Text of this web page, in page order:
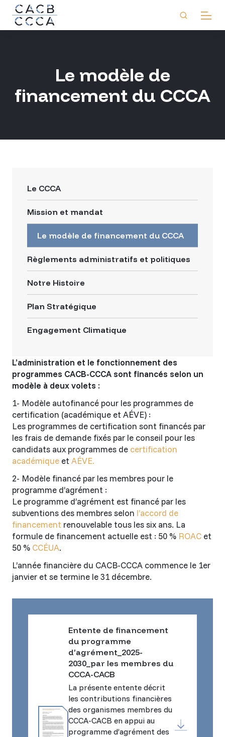
Le modèle de
financement du CCCA
Le CCCA
Mission et mandat
Le modèle de financement du CCCA
Règlements administratifs et politiques
Notre Histoire
Plan Stratégique
Engagement Climatique
L’administration et le fonctionnement des
programmes CACB-CCCA sont financés selon un
modèle à deux volets :
1- Modèle autofinancé pour les programmes de
certification (académique et AÉVE) :
Les programmes de certification sont financés par
les frais de demande fixés par le conseil pour les
candidats aux programmes de certification
académique et AÉVE.
2- Modèle financé par les membres pour le
programme d’agrément :
Le programme d’agrément est financé par les
subventions des membres selon l’accord de
financement renouvelable tous les six ans. La
formule de financement actuelle est : 50 % ROAC et
50 % CCÉUA.
L’année financière du CACB-CCCA commence le 1er
janvier et se termine le 31 décembre.
Entente de financement
du programme
d’agrément_2025-
2030_par les membres du
CCCA-CACB
La présente entente décrit
les contributions financières
des organismes membres du
CCCA-CACB en appui au
programme d’agrément des